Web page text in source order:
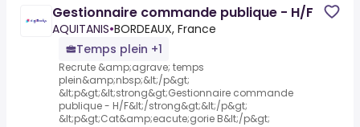
Gestionnaire commande publique - H/F
AQUITANIS•BORDEAUX, France
Temps plein +1
Recrute &amp;agrave; temps
plein&amp;nbsp;&lt;/p&gt;
&lt;p&gt;&lt;strong&gt;Gestionnaire commande
publique - H/F&lt;/strong&gt;&lt;/p&gt;
&lt;p&gt;Cat&amp;eacute;gorie B&lt;/p&gt;